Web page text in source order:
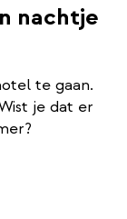
nachtje
te gaan.
je dat er